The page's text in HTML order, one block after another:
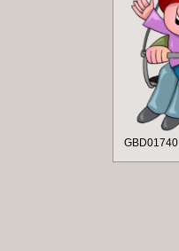
GBD01740